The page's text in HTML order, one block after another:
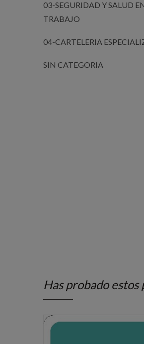
03-SEGURIDAD Y SALUD
TRABAJO
04-CARTELERIA
SIN CATEGORIA
Has probado